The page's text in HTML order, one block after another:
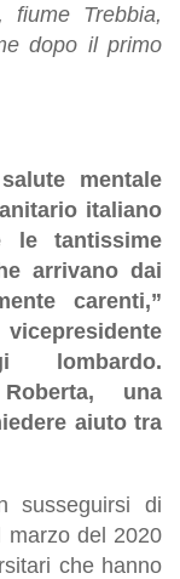
fiume Trebbia,
dopo il primo
mentale
italiano
tantissime
arrivano dai
carenti,”
lombardo.
una
aiuto tra
susseguirsi di
marzo del 2020
che hanno